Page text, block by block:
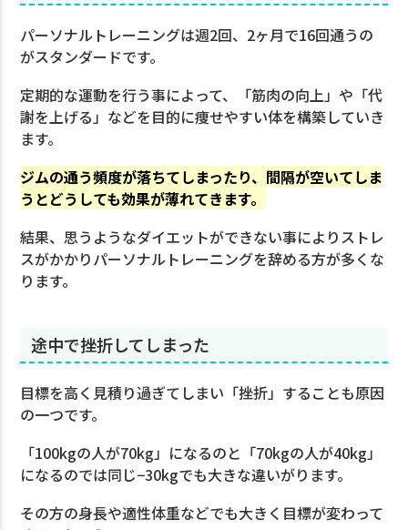
パーソナルトレーニングは週2回、2ヶ月で16回通うの
がスタンダードです。
定期的な運動を行う事によって、「筋肉の向上」や「代
謝を上げる」などを目的に痩せやすい体を構築していき
ます。
ジムの通う頻度が落ちてしまったり、間隔が空いてしま
うとどうしても効果が薄れてきます。
結果、思うようなダイエットができない事によりストレ
スがかかりパーソナルトレーニングを辞める方が多くな
ります。
途中で挫折してしまった
目標を高く見積り過ぎてしまい「挫折」することも原因
の一つです。
「100kgの人が70kg」になるのと「70kgの人が40kg」
になるのでは同じ−30kgでも大きな違いがります。
その方の身長や適性体重などでも大きく目標が変わって